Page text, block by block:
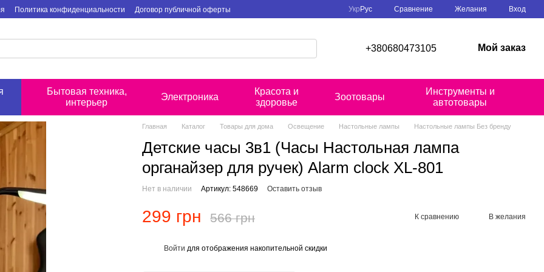
Политика конфиденциальности Договор публичной оферты Укр Рус Сравнение Желания Вход
+380680473105 Мой заказ
Бытовая техника,
интерьер
Электроника
Красота и
здоровье
Зоотовары
Инструменты и
автотовары
Главная Каталог Товары для дома Освещение Настольные лампы Настольные лампы Без бренду
Детские часы 3в1 (Часы Настольная лампа
органайзер для ручек) Alarm clock XL-801
Нет в наличии Артикул: 548669 Оставить отзыв
299 грн 566 грн К сравнению В желания
Войти для отображения накопительной скидки